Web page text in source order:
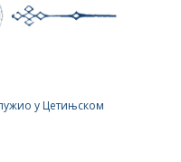
у Цетињском